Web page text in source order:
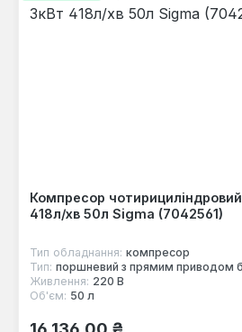
Компресор
418л/хв 50л Sigma (7042561)
Тип обладнання: компресор
Тип: поршневий з прямим приводом
Живлення: 220 В
Об'єм: 50 л
Звичайна ціна: